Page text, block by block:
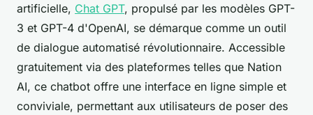
artificielle, Chat GPT, propulsé par les modèles GPT-
3 et GPT-4 d'OpenAI, se démarque comme un outil
de dialogue automatisé révolutionnaire. Accessible
gratuitement via des plateformes telles que Nation
AI, ce chatbot offre une interface en ligne simple et
conviviale, permettant aux utilisateurs de poser des